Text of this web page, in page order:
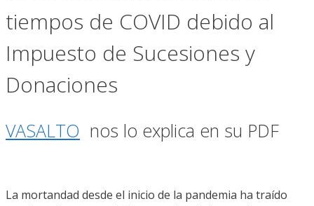
tiempos de COVID debido al
Impuesto de Sucesiones y
Donaciones
VASALTO nos lo explica en su PDF
La mortandad desde el inicio de la pandemia ha traído